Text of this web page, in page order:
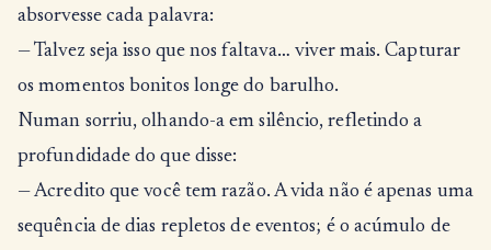
absorvesse cada palavra:
— Talvez seja isso que nos faltava… viver mais. Capturar
os momentos bonitos longe do barulho.
Numan sorriu, olhando-a em silêncio, refletindo a
profundidade do que disse:
— Acredito que você tem razão. A vida não é apenas uma
sequência de dias repletos de eventos; é o acúmulo de